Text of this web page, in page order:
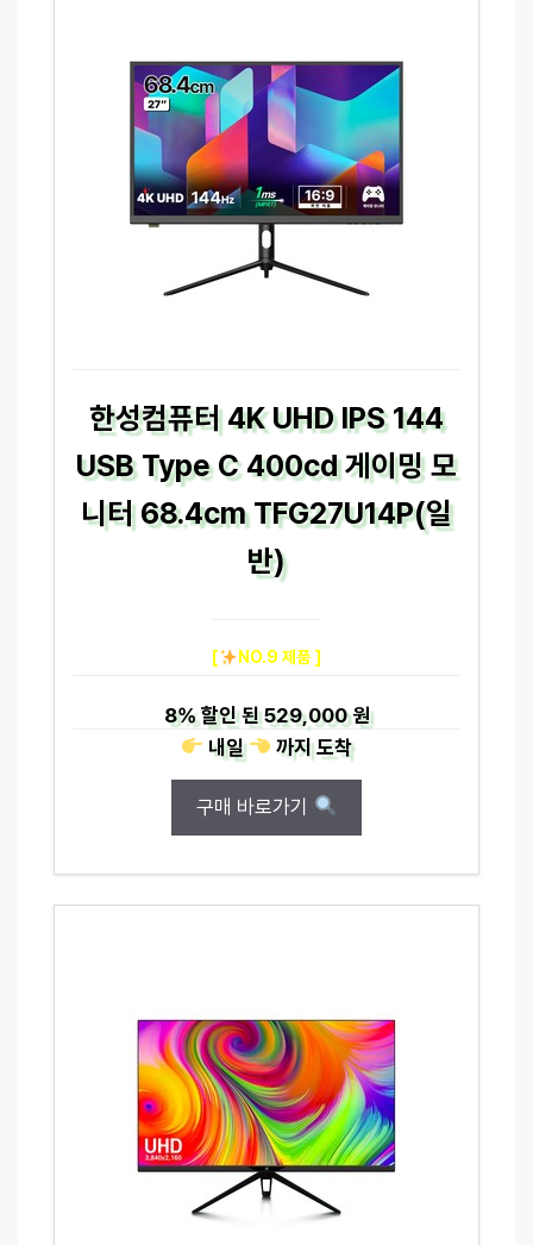
한성컴퓨터 4K UHD IPS 144
USB Type C 400cd 게이밍 모
니터 68.4cm TFG27U14P(일
반)
[ NO.9 제품 ]
8%할인 된529,000 원
내일
까지도착
구매 바로가기